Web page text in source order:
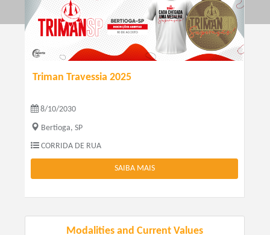
Triman Travessia 2025
8/10/2030
Bertioga, SP
CORRIDA DE RUA
SAIBA MAIS
Modalities and Current Values